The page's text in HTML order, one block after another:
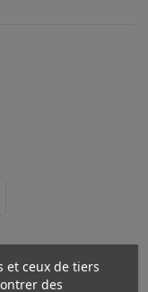
et ceux de tiers
des